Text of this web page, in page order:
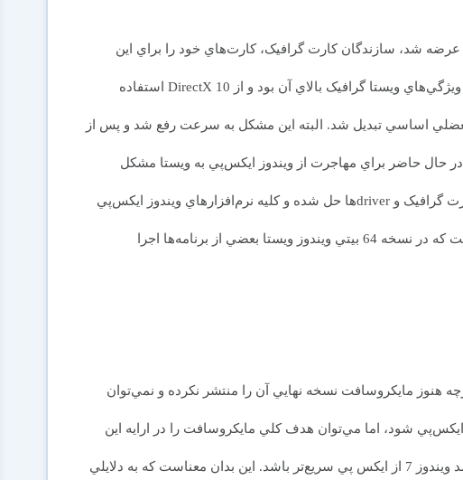
ويندوز ويستا در اواخر سال 2006 و اوايل 2007 عرضه شد، سازندگان کارت گرافيک، کارت‌هاي خود را براي اين
سيستم‌عامل آماده نکرده بودند. از آنجايي که يکي از ويژگي‌هاي ويستا گرافيک بالاي آن بود و از DirectX 10 استفاده
اساسي تبديل شد. البته اين مشکل به سرعت رفع شد و پس از
در حال حاضر براي مهاجرت از ويندوز ايکس‌پي به ويستا مشکل
چنداني وجود ندارد؛ زيرا در ويندوز ويستا مشکلات کارت گرافيک و driverها حل شده و كليه نرم‌افزارهاي ويندوز ايکس‌پي
در ويستا اجرا مي‌شود. تنها مشکل باقي‌مانده اين است که در نسخه 64 بيتي ويندوز ويستا بعضي از برنامه‌ها اجرا
ادامه دارد. اگرچه هنوز مايکروسافت نسخه نهايي آن را منتشر نکرده و نمي‌توان
شود، اما مي‌توان هدف کلي مايکروسافت را در ارايه اين
سيستم‌عامل ارزيابي کرد. در نگاه اول به نظر مي‌رسد ويندوز 7 از ايکس پي سريع‌تر باشد. اين بدان معناست که به دلايلي